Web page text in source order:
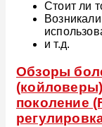
Стоит ли
и т.д.
Обзоры
поколение